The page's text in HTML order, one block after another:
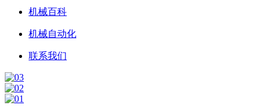
机械百科
机械自动化
联系我们